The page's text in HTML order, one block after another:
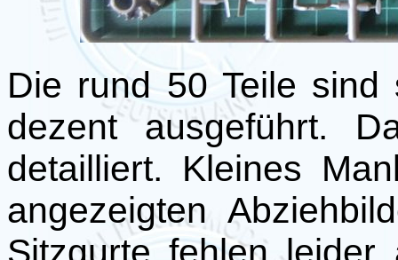
Die rund 50 Teile sind
dezent ausgeführt.
detailliert. Kleines
angezeigten